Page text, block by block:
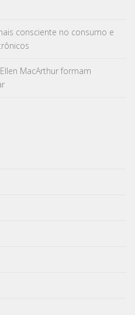
consciente no consumo e
MacArthur formam